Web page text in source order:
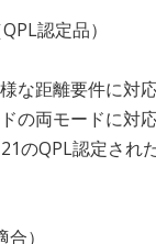
認定品）
な距離要件に対
の両モードに対
のQPL認定され
）